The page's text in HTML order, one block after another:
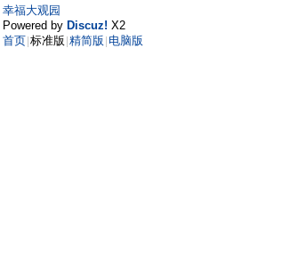
幸福大观园
Powered by Discuz! X2
首页 标准版 精简版 电脑版